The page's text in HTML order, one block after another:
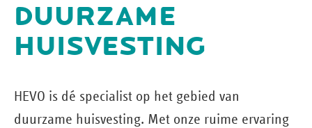
DUURZAME
HUISVESTING
HEVO is dé specialist op het gebied van
duurzame huisvesting. Met onze ruime ervaring